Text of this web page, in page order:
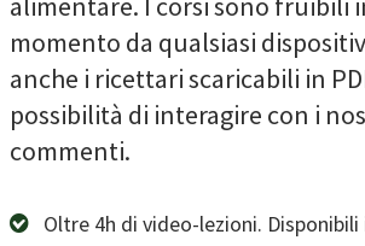
momento da qualsiasi
anche i ricettari scaricabili in
possibilità di interagire con i
commenti.
Oltre 4h di video-lezioni. Disponibili